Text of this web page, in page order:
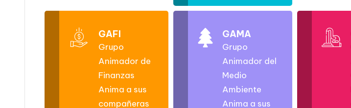
GAFI
Grupo
Animador de
Finanzas
Anima a sus
compañeras
GAMA
Grupo
Animador del
Medio
Ambiente
Anima a sus